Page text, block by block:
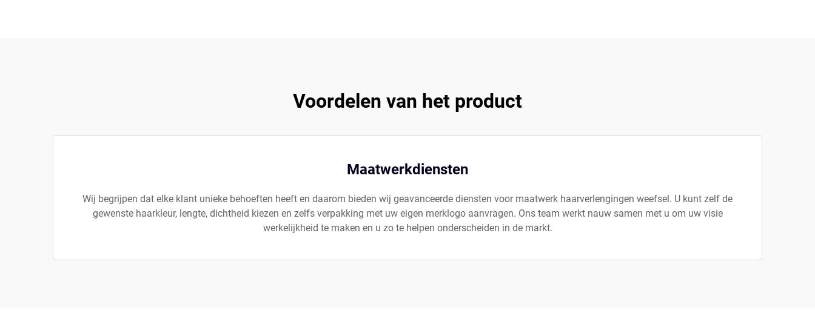
Voordelen van het product
Maatwerkdiensten
Wij begrijpen dat elke klant unieke behoeften heeft en daarom bieden wij geavanceerde diensten voor maatwerk haarverlengingen weefsel. U kunt zelf de
gewenste haarkleur, lengte, dichtheid kiezen en zelfs verpakking met uw eigen merklogo aanvragen. Ons team werkt nauw samen met u om uw visie
werkelijkheid te maken en u zo te helpen onderscheiden in de markt.